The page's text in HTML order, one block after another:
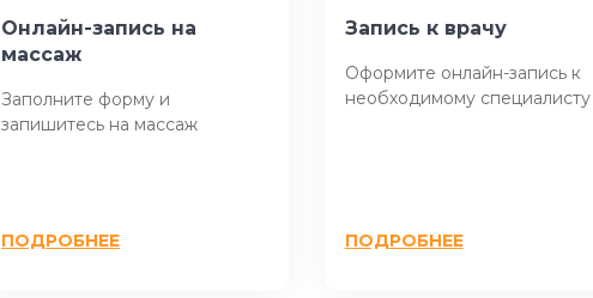
Онлайн-запись на
массаж
Заполните форму и
запишитесь на массаж
ПОДРОБНЕЕ
Запись к врачу
Оформите онлайн-запись к
необходимому специалисту
ПОДРОБНЕЕ